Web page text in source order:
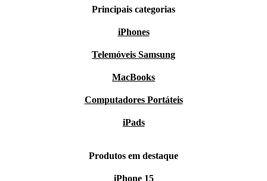
Principais categorias
iPhones
Telemóveis Samsung
MacBooks
Computadores Portáteis
iPads
Produtos em destaque
iPhone 15